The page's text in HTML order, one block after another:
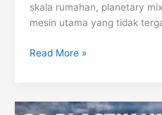
skala rumahan, planetary
mesin utama yang tidak
Read More »